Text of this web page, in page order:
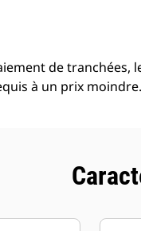
de tranchées,
à un prix moindre.